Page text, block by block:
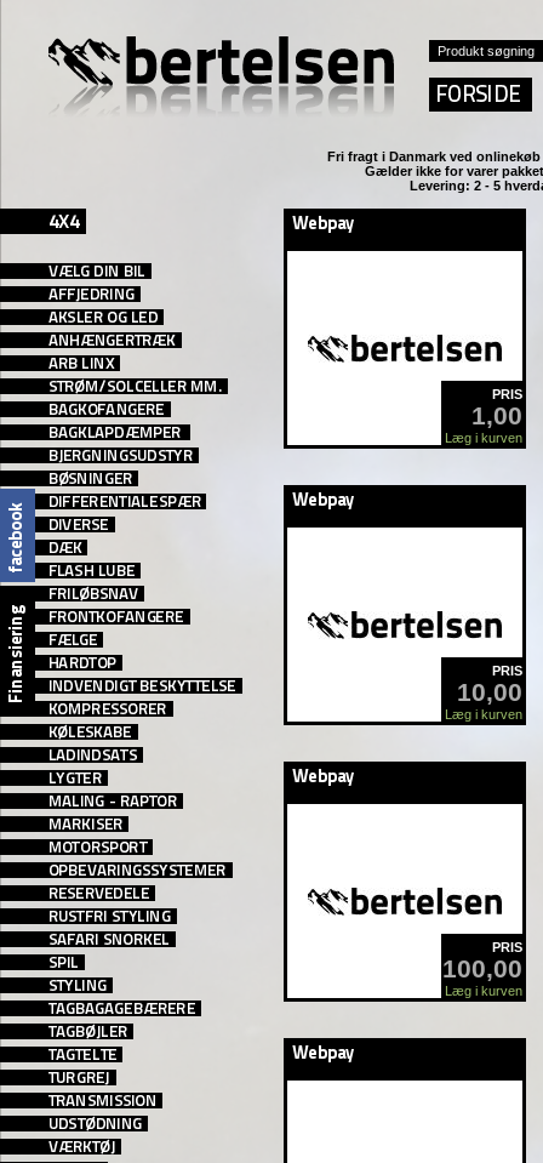
Fri fragt i Danmark ved onlinekøb
Gælder ikke for varer
Levering: 2 - 5
PRIS
1,00
Læg i kurven
PRIS
10,00
Læg i kurven
PRIS
100,00
Læg i kurven